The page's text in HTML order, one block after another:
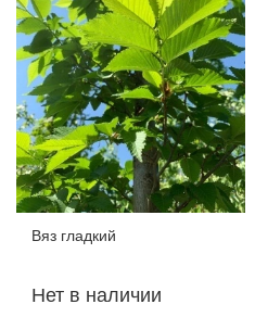
Вяз гладкий
Нет в наличии